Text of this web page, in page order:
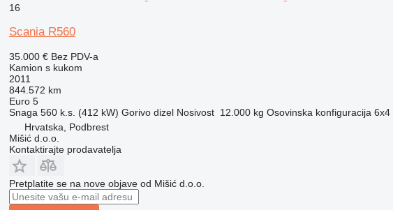
16
Scania R560
35.000 € Bez PDV-a
Kamion s kukom
2011
844.572 km
Euro 5
Snaga 560 k.s. (412 kW) Gorivo dizel Nosivost 12.000 kg Osovinska konfiguracija 6x4
Hrvatska, Podbrest
Mišić d.o.o.
Kontaktirajte prodavatelja
Pretplatite se na nove objave od Mišić d.o.o.